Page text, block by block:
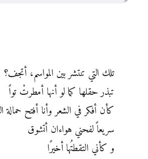
تلك التي تنتشر بين المواسم، أتجف؟
تبذر حقلها كما لو أنها أمطرتْ تواً
كأن أفكر في الشعر وأنا أفتح حمالة
سريعاً لفحني هواءان أتشوق
و كأني التقطتُها أخيرًا